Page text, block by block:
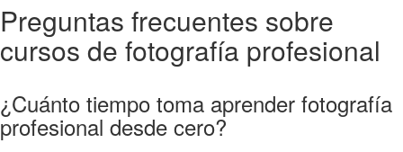
Preguntas frecuentes sobre
cursos de fotografía profesional
¿Cuánto tiempo toma aprender fotografía
profesional desde cero?